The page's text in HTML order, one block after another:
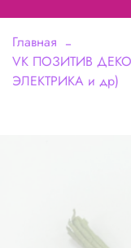
Главная
VK ПОЗИТИВ
ЭЛЕКТРИКА и др)